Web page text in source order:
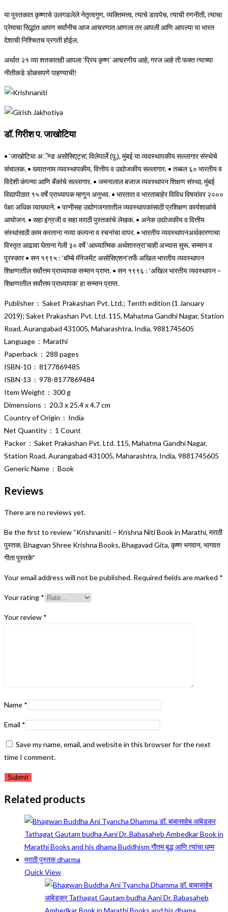
या पुस्तकात कृष्णाचे उलगडलेले नेतृत्वगुण, व्यक्तिमत्त्व, त्याचे डावपेच, त्याची रणनीती, त्याचा
प्रेमाचा सिद्धांत आपण सर्वांनीच आज आचरणात आणला तर आपली आणि आपल्या या भारत
देशाची निश्चितच प्रगती होईल.
अर्थात २१ व्या शतकातही आपला ‘प्रिय कृष्ण’ आचरणीय आहे, गरज आहे ती फक्त त्याच्या
नीतीकडे डोळसपणे पाहण्याची!
डॉ. गिरीश प. जाखोटिया
• ‘जाखोटिया अॅण्ड असोसिएट्स’, विलेपार्ले (पू.), मुंबई या व्यवस्थापकीय सल्लागार संस्थेचे
संचालक. • ख्यातनाम व्यवस्थापकीय, वित्तीय व उद्योजकीय सल्लागार. • तब्बल ६० भारतीय व
विदेशी कंपन्या आणि बँकांचे सल्लागार. • जमनालाल बजाज व्यवस्थापन शिक्षण संस्था, मुंबई
विद्यापीठात १५ वर्षे प्राध्यापक म्हणून अनुभव. • भारतात व भारताबाहेर विविध विषयांवर २०००
पेक्षा अधिक व्याख्याने. • पत्नीसह उद्योगजगतातील व्यवस्थापकांसाठी प्रशिक्षण कार्यशाळांचे
आयोजन. • सहा इंग्रजी व सहा मराठी पुस्तकांचे लेखक. • अनेक उद्योजकीय व वित्तीय
संस्थांसाठी काम करताना नव्या कल्पना व रचनांचा वापर. • भारतीय व्यवस्थापनअर्थकारणाचा
विस्तृत आढावा घेताना गेली ३० वर्षे ‘आध्यात्मिक अर्थशास्त्रा’चाही अभ्यास सुरू. सन्मान व
पुरस्कार • सन १९९५ : ‘बॉम्बे मॅनेजमेंट असोसिएशन’तर्फे अखिल भारतीय व्यवस्थापन
शिक्षणातील सर्वोत्तम प्राध्यापक सन्मान प्राप्त. • सन १९९६ : ‘अखिल भारतीय व्यवस्थापन –
शिक्षणातील सर्वोत्तम प्राध्यापक’ हा सन्मान प्राप्त.
Publisher ‏ : ‎ Saket Prakashan Pvt. Ltd.; Tenth edition (1 January
2019); Saket Prakashan Pvt. Ltd. 115, Mahatma Gandhi Nagar, Station
Road, Aurangabad 431005, Maharashtra, India, 9881745605
Language ‏ : ‎ Marathi
Paperback ‏ : ‎ 288 pages
ISBN-10 ‏ : ‎ 8177869485
ISBN-13 ‏ : ‎ 978-8177869484
Item Weight ‏ : ‎ 300 g
Dimensions ‏ : ‎ 20.3 x 25.4 x 4.7 cm
Country of Origin ‏ : ‎ India
Net Quantity ‏ : ‎ 1 Count
Packer ‏ : ‎ Saket Prakashan Pvt. Ltd. 115, Mahatma Gandhi Nagar,
Station Road, Aurangabad 431005, Maharashtra, India, 9881745605
Generic Name ‏ : ‎ Book
Reviews
There are no reviews yet.
Be the first to review “Krishnaniti – Krishna Niti Book in Marathi, मराठी
पुस्तक, Bhagvan Shree Krishna Books, Bhagavad Gita, कृष्ण भगवान, भागवत
गीता पुस्तके”
Your email address will not be published. Required fields are marked *
Your rating *
Your review *
Name *
Email *
Save my name, email, and website in this browser for the next
time I comment.
Related products
Quick View